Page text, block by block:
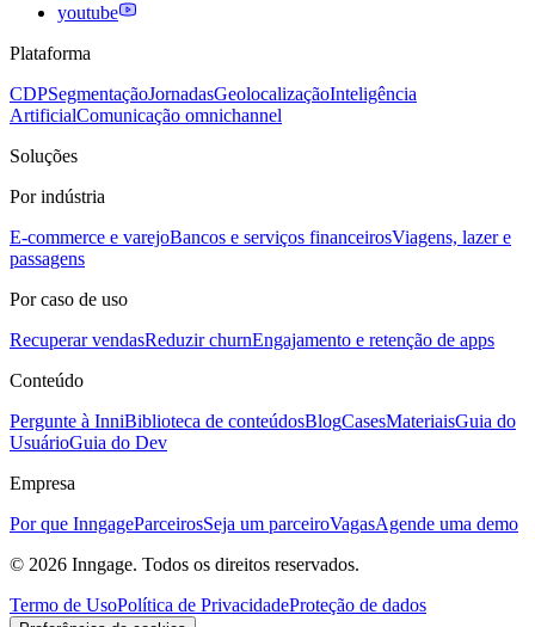
youtube
Plataforma
CDPSegmentaçãoJornadasGeolocalizaçãoInteligência
ArtificialComunicação omnichannel
Soluções
Por indústria
E-commerce e varejoBancos e serviços financeirosViagens, lazer e
passagens
Por caso de uso
Recuperar vendasReduzir churnEngajamento e retenção de apps
Conteúdo
Pergunte à InniBiblioteca de conteúdosBlogCasesMateriaisGuia do
UsuárioGuia do Dev
Empresa
Por que InngageParceirosSeja um parceiroVagasAgende uma demo
© 2026 Inngage. Todos os direitos reservados.
Termo de UsoPolítica de PrivacidadeProteção de dados